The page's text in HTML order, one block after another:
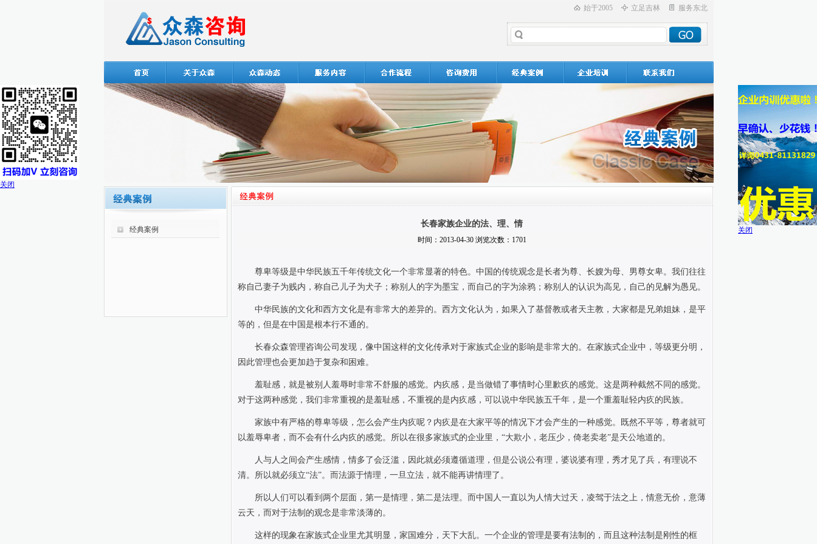
始于2005 立足吉林 服务东北
经典案例
长春家族企业的法、理、情
时间：2013-04-30 浏览次数：1701
尊卑等级是中华民族五千年传统文化一个非常显著的特色。中国的传统观念是长者为尊、长嫂为母、男尊女卑。我们往往
称自己妻子为贱内，称自己儿子为犬子；称别人的字为墨宝，而自己的字为涂鸦；称别人的认识为高见，自己的见解为愚见。
中华民族的文化和西方文化是有非常大的差异的。西方文化认为，如果入了基督教或者天主教，大家都是兄弟姐妹，是平
等的，但是在中国是根本行不通的。
长春众森管理咨询公司发现，像中国这样的文化传承对于家族式企业的影响是非常大的。在家族式企业中，等级更分明，
因此管理也会更加趋于复杂和困难。
羞耻感，就是被别人羞辱时非常不舒服的感觉。内疚感，是当做错了事情时心里歉疚的感觉。这是两种截然不同的感觉。
对于这两种感觉，我们非常重视的是羞耻感，不重视的是内疚感，可以说中华民族五千年，是一个重羞耻轻内疚的民族。
家族中有严格的尊卑等级，怎么会产生内疚呢？内疚是在大家平等的情况下才会产生的一种感觉。既然不平等，尊者就可
以羞辱卑者，而不会有什么内疚的感觉。所以在很多家族式的企业里，“大欺小，老压少，倚老卖老”是天公地道的。
人与人之间会产生感情，情多了会泛滥，因此就必须遵循道理，但是公说公有理，婆说婆有理，秀才见了兵，有理说不
清。所以就必须立“法”。而法源于情理，一旦立法，就不能再讲情理了。
所以人们可以看到两个层面，第一是情理，第二是法理。而中国人一直以为人情大过天，凌驾于法之上，情意无价，意薄
云天，而对于法制的观念是非常淡薄的。
这样的现象在家族式企业里尤其明显，家国难分，天下大乱。一个企业的管理是要有法制的，而且这种法制是刚性的框
关闭
关闭